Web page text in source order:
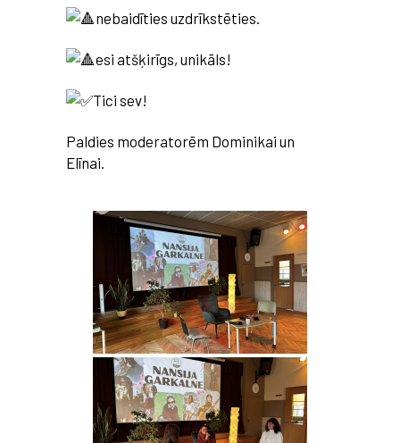
nebaidīties uzdrīkstēties.
esi atšķirīgs, unikāls!
Tici sev!
Paldies moderatorēm Dominikai un
Elīnai.